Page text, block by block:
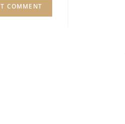
Декрет про
Великодня